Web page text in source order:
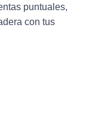
puntuales,
con tus